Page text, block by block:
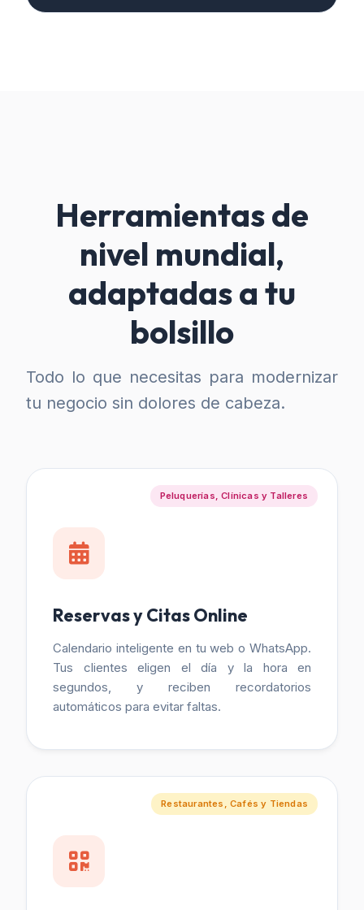
Herramientas de
nivel mundial,
adaptadas a tu
bolsillo
Todo lo que necesitas para modernizar
tu negocio sin dolores de cabeza.
Peluquerías, Clínicas y Talleres
Reservas y Citas Online
Calendario inteligente en tu web o WhatsApp.
Tus clientes eligen el día y la hora en
segundos, y reciben recordatorios
automáticos para evitar faltas.
Restaurantes, Cafés y Tiendas